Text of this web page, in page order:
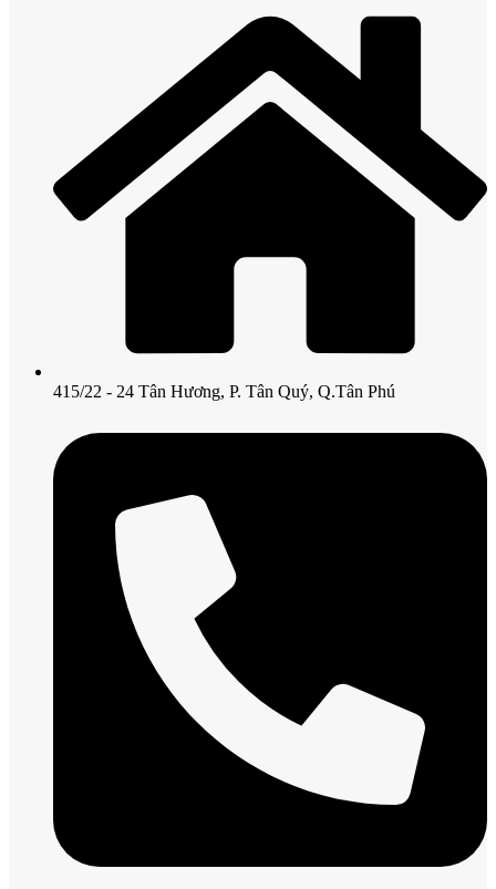
415/22 - 24 Tân Hương, P. Tân Quý, Q.Tân Phú